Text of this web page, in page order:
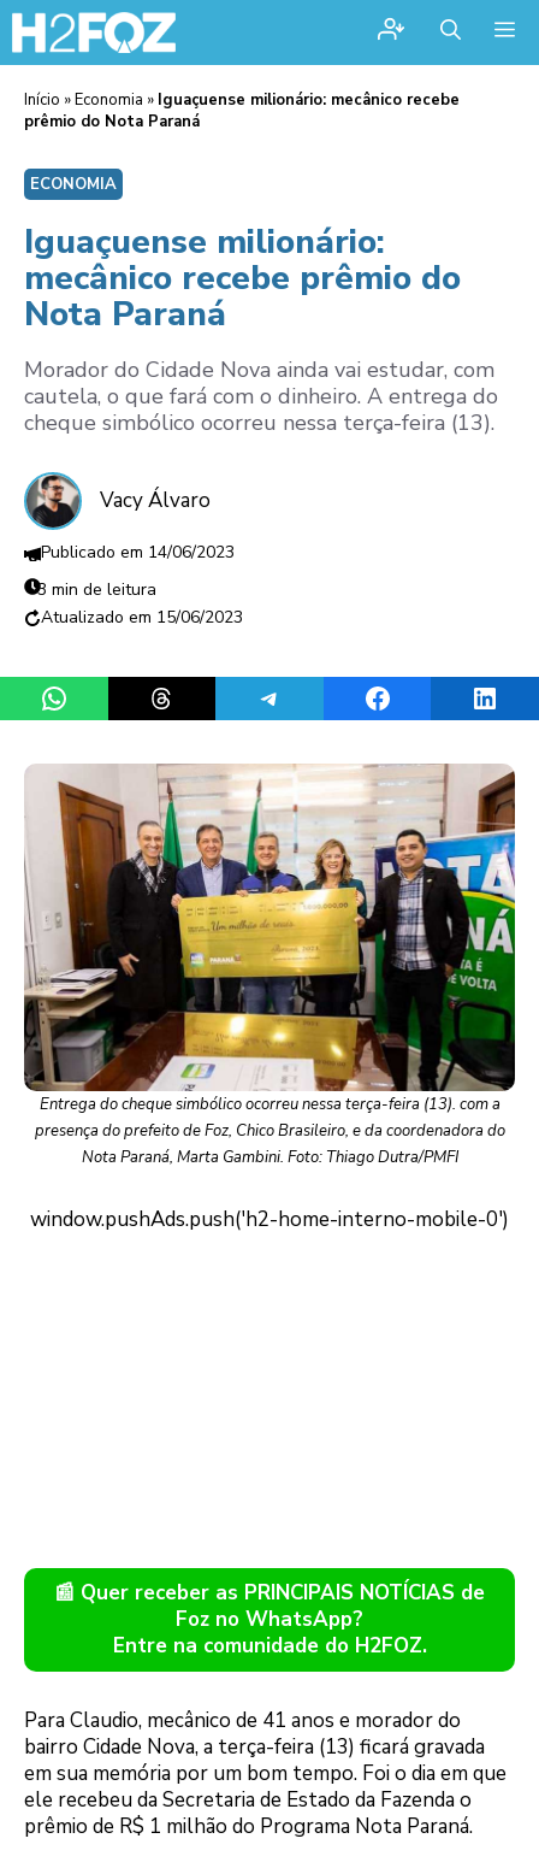
Início »Economia » Iguaçuense milionário: mecânico recebe
prêmio do Nota Paraná
ECONOMIA
Iguaçuense milionário:
mecânico recebe prêmio do
Nota Paraná
Morador do Cidade Nova ainda vai estudar, com
cautela, o que fará com o dinheiro. A entrega do
cheque simbólico ocorreu nessa terça-feira (13).
Vacy Álvaro
14/06/2023
3 min de leitura
15/06/2023
Share on WhatsAppShare on ThreadsShare on TelegramShare on Facebook
Entrega do cheque simbólico ocorreu nessa terça-feira (13). com a
presença do prefeito de Foz, Chico Brasileiro, e da coordenadora do
Nota Paraná, Marta Gambini. Foto: Thiago Dutra/PMFI
📰 Quer receber as PRINCIPAIS NOTÍCIAS de
Foz no WhatsApp?
Entre na comunidade do H2FOZ.
Para Claudio, mecânico de 41 anos e morador do
bairro Cidade Nova, a terça-feira (13) ficará gravada
em sua memória por um bom tempo. Foi o dia em que
ele recebeu da Secretaria de Estado da Fazenda o
prêmio de R$ 1 milhão do Programa Nota Paraná.